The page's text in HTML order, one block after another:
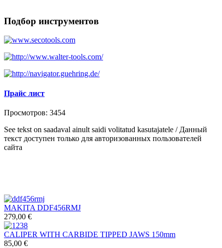
Подбор инструментов
Прайс лист
Просмотров: 3454
See tekst on saadaval ainult saidi volitatud kasutajatele / Данный
текст доступен только для авторизованных пользователей
сайта
MAKITA DDF456RMJ
279,00 €
CALIPER WITH CARBIDE TIPPED JAWS 150mm
85,00 €